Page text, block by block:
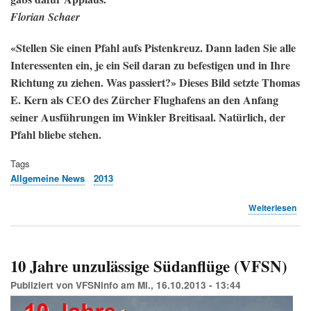
Florian Schaer
«Stellen Sie einen Pfahl aufs Pistenkreuz. Dann laden Sie alle
Interessenten ein, je ein Seil daran zu befestigen und in Ihre
Richtung zu ziehen. Was passiert?» Dieses Bild setzte Thomas
E. Kern als CEO des Zürcher Flughafens an den Anfang
seiner Ausführungen im Winkler Breitisaal. Natürlich, der
Pfahl bliebe stehen.
Tags
Allgemeine News
2013
Weiterlesen
10 Jahre unzulässige Südanflüge (VFSN)
Publiziert von VFSNinfo am Mi., 16.10.2013 - 13:44